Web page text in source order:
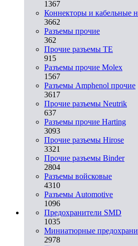
1367
Коннекторы и кабельные
3662
Разъeмы прочие
362
Прочие разъемы TE
915
Разъемы прочие Molex
1567
Разъемы Amphenol прочие
3617
Прочие разъемы Neutrik
637
Разъемы прочие Harting
3093
Прочие разъемы Hirose
3321
Прочие разъемы Binder
2804
Разъемы войсковые
4310
Разъeмы Automotive
1096
Предохранители SMD
1035
Миниатюрные
2978